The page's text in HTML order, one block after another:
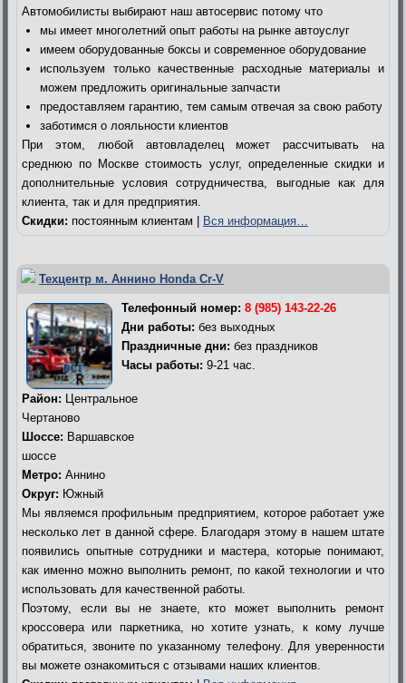
Автомобилисты выбирают наш автосервис потому что
мы имеет многолетний опыт работы на рынке автоуслуг
имеем оборудованные боксы и современное оборудование
используем только качественные расходные материалы и
можем предложить оригинальные запчасти
предоставляем гарантию, тем самым отвечая за свою работу
заботимся о лояльности клиентов
При этом, любой автовладелец может рассчитывать на
среднюю по Москве стоимость услуг, определенные скидки и
дополнительные условия сотрудничества, выгодные как для
клиента, так и для предприятия.
Скидки: постоянным клиентам | Вся информация…
Техцентр м. Аннино Honda Cr-V
Телефонный номер: 8 (985) 143-22-26
Дни работы: без выходных
Праздничные дни: без праздников
Часы работы: 9-21 час.
Район: Центральное
Чертаново
Шоссе: Варшавское
шоссе
Метро: Аннино
Округ: Южный
Мы являемся профильным предприятием, которое работает уже
несколько лет в данной сфере. Благодаря этому в нашем штате
появились опытные сотрудники и мастера, которые понимают,
как именно можно выполнить ремонт, по какой технологии и что
использовать для качественной работы.
Поэтому, если вы не знаете, кто может выполнить ремонт
кроссовера или паркетника, но хотите узнать, к кому лучше
обратиться, звоните по указанному телефону. Для уверенности
вы можете ознакомиться с отзывами наших клиентов.